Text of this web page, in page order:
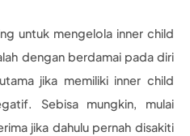
untuk mengelola inner child
dengan berdamai pada diri
jika memiliki inner child
Sebisa mungkin, mulai
jika dahulu pernah disakiti